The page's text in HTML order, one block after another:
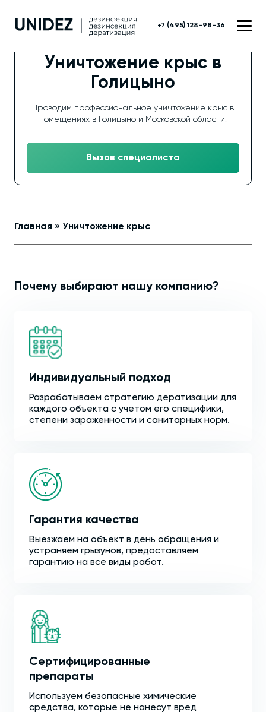
+7 (495) 128-98-36
Уничтожение крыс в
Голицыно
Проводим профессиональное уничтожение крыс в
помещениях в Голицыно и Московской области.
Вызов специалиста
Главная » Уничтожение крыс
Почему выбирают нашу компанию?
Индивидуальный подход
Разрабатываем стратегию дератизации для
каждого объекта с учетом его специфики,
степени зараженности и санитарных норм.
Гарантия качества
Выезжаем на объект в день обращения и
устраняем грызунов, предоставляем
гарантию на все виды работ.
Сертифицированные
препараты
Используем безопасные химические
средства, которые не нанесут вред